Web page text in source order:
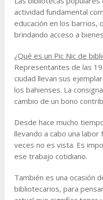
actividad fundamental
educación en los barrios,
brindando acceso a
¿Qué es un Pic Nic de
Representantes de las
ciudad llevan sus
los bahienses. La
cambio de un bono
Desde hace mucho
llevando a cabo una labor
veces no es vista. Es
ese trabajo cotidiano.
También es una ocasión
bibliotecarios, para